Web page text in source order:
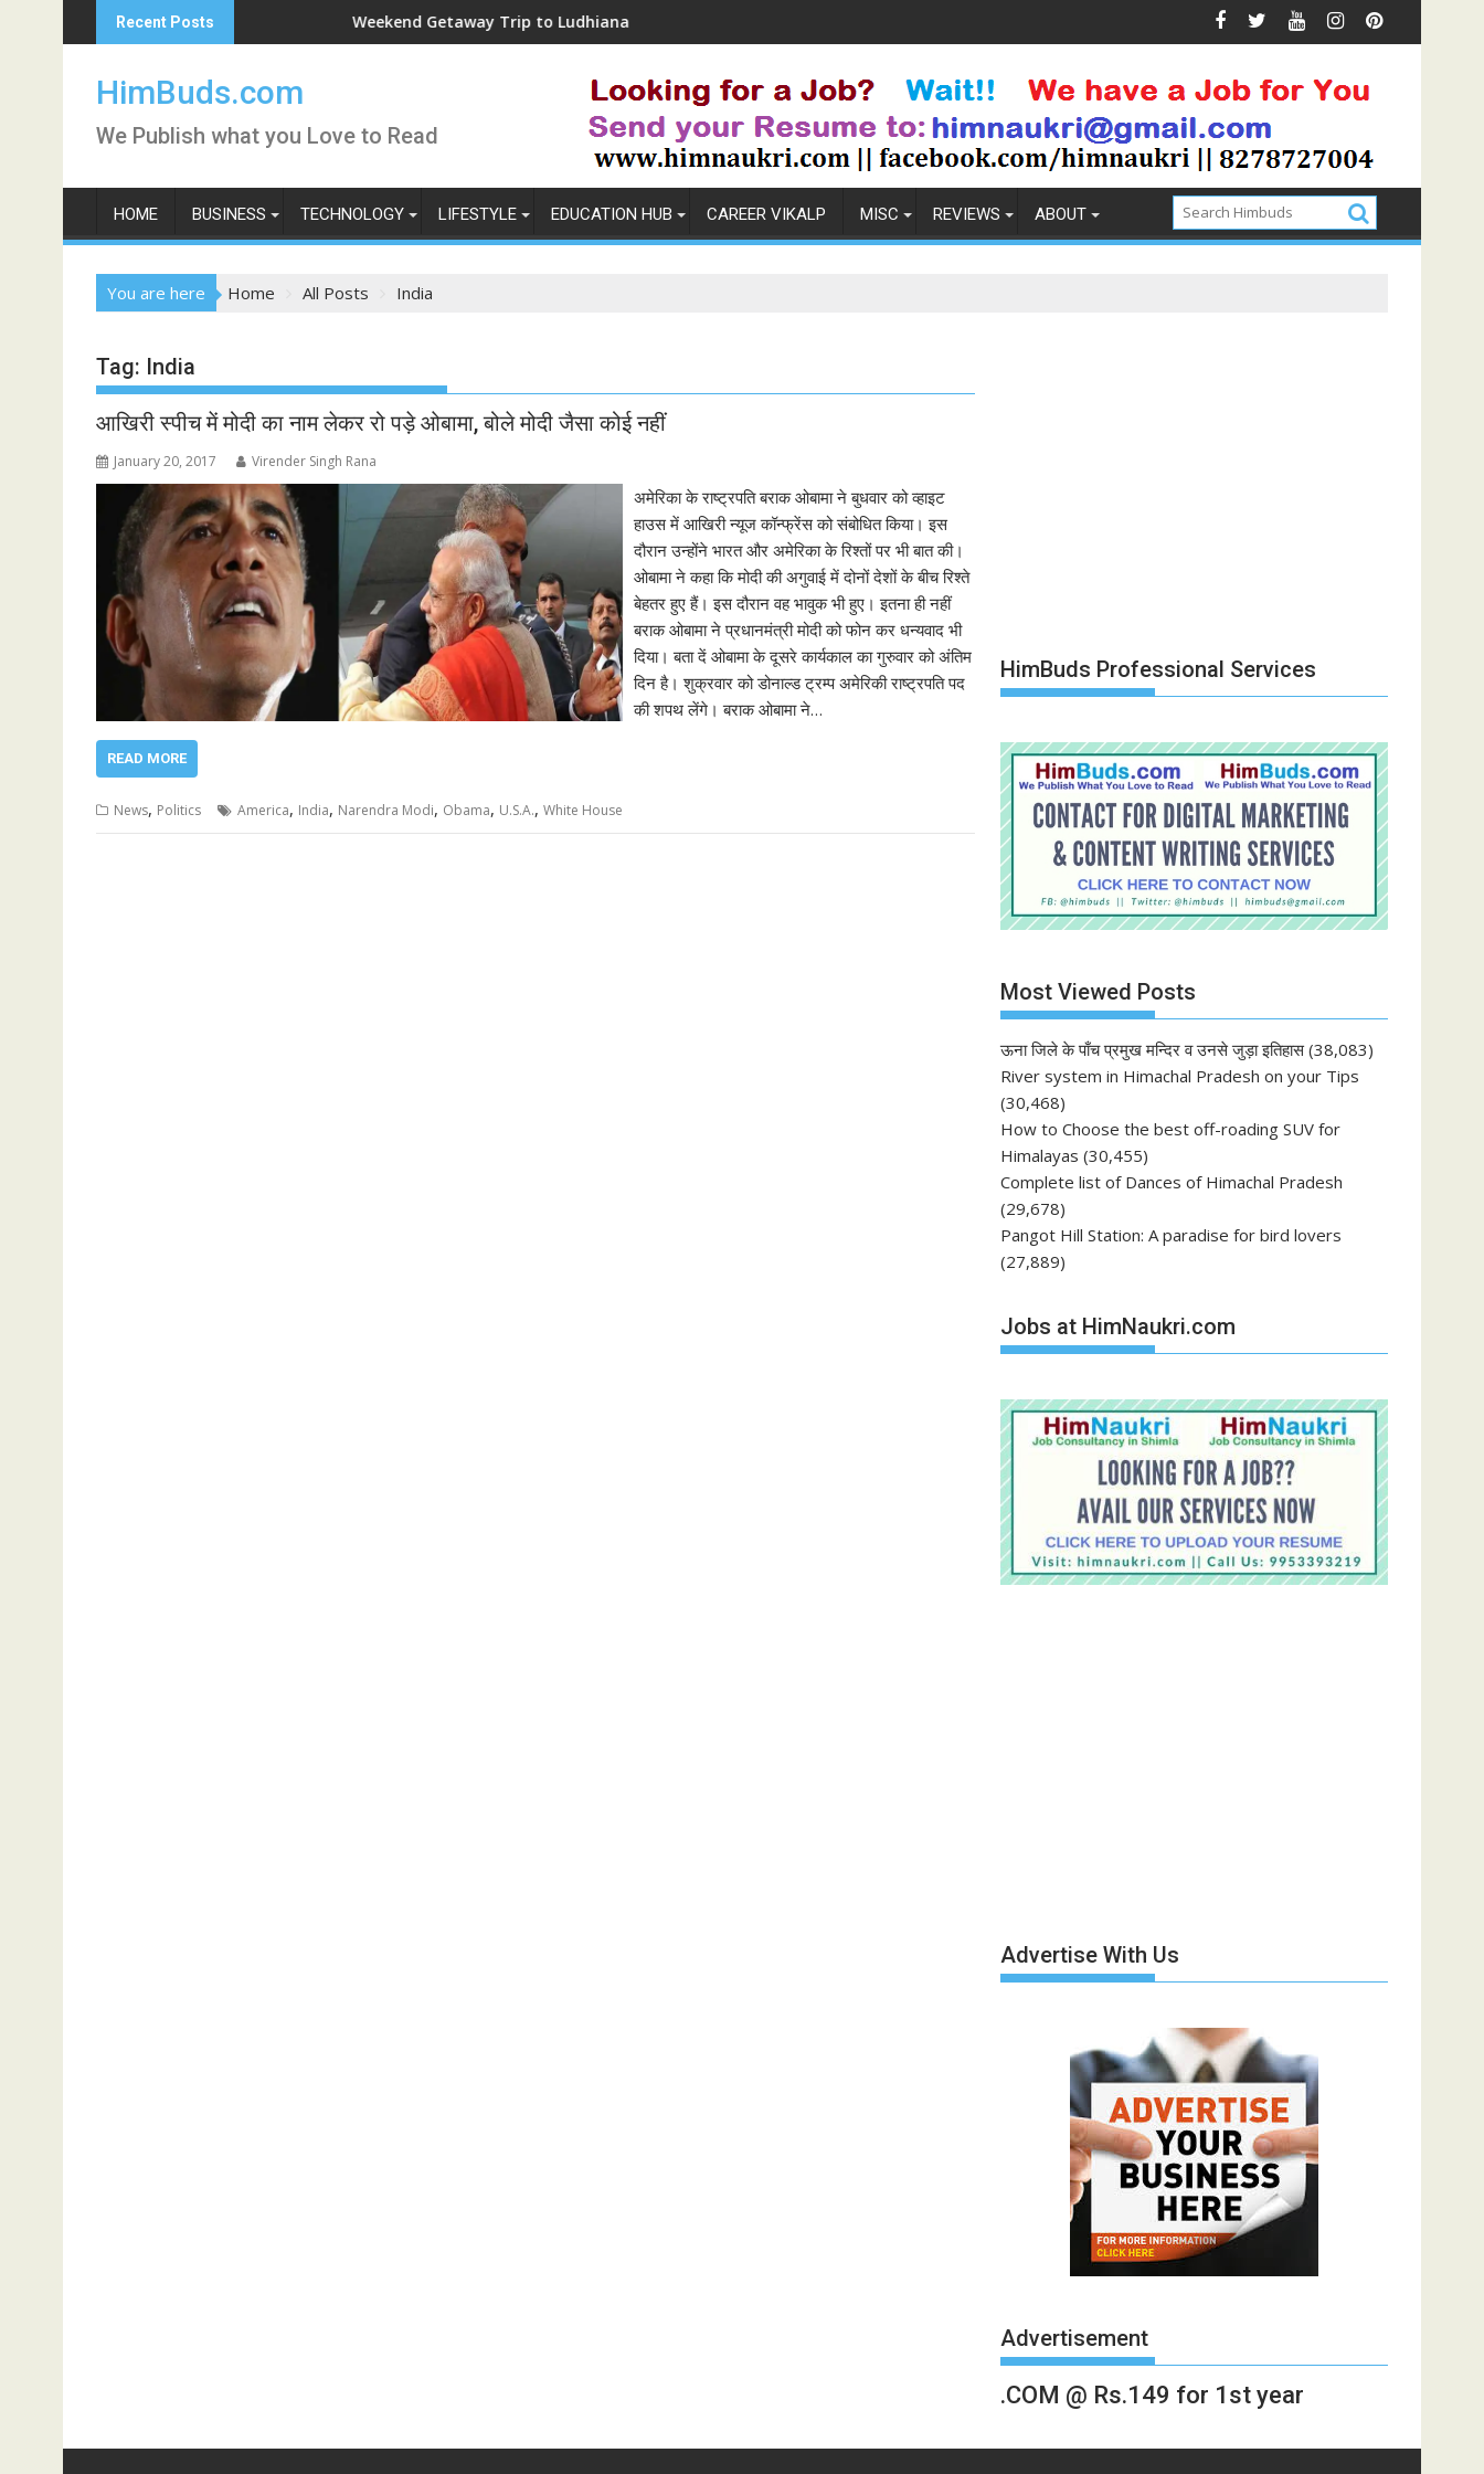
to
Recent Posts Weekend Getaway Trip to Ludhiana How to Pick the Best Memory Foam Mattress
HimBuds.com
We Publish what you Love to Read
HOME BUSINESS TECHNOLOGY LIFESTYLE EDUCATION HUB CAREER VIKALP MISC REVIEWS ABOUT
You are here Home All Posts India
Tag: India
आखिरी स्पीच में मोदी का नाम लेकर रो पड़े ओबामा, बोले मोदी जैसा कोई नहीं
January 20, 2017 Virender Singh Rana
अमेरिका के राष्ट्रपति बराक ओबामा ने बुधवार को व्हाइट
हाउस में आखिरी न्यूज कॉन्फ्रेंस को संबोधित किया। इस
दौरान उन्होंने भारत और अमेरिका के रिश्तों पर भी बात की।
ओबामा ने कहा कि मोदी की अगुवाई में दोनों देशों के बीच रिश्ते
बेहतर हुए हैं। इस दौरान वह भावुक भी हुए। इतना ही नहीं
बराक ओबामा ने प्रधानमंत्री मोदी को फोन कर धन्यवाद भी
दिया। बता दें ओबामा के दूसरे कार्यकाल का गुरुवार को अंतिम
दिन है। शुक्रवार को डोनाल्ड ट्रम्प अमेरिकी राष्ट्रपति पद
की शपथ लेंगे। बराक ओबामा ने…
READ MORE
News, Politics America, India, Narendra Modi, Obama, U.S.A., White House
HimBuds Professional Services
Most Viewed Posts
ऊना जिले के पाँच प्रमुख मन्दिर व उनसे जुड़ा इतिहास (38,083)
River system in Himachal Pradesh on your Tips
(30,468)
How to Choose the best off-roading SUV for
Himalayas (30,455)
Complete list of Dances of Himachal Pradesh
(29,678)
Pangot Hill Station: A paradise for bird lovers
(27,889)
Jobs at HimNaukri.com
Advertise With Us
Advertisement
.COM @ Rs.149 for 1st year